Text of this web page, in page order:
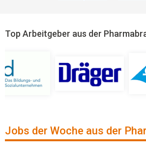
Top Arbeitgeber aus der
Jobs der Woche aus der